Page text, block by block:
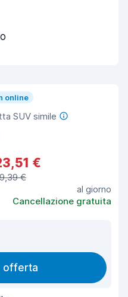
online
SUV simile
€
€
al giorno
Cancellazione gratuita
offerta